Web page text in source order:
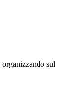
sul